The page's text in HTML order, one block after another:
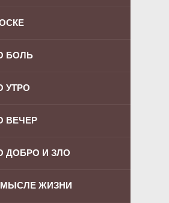
БОЛЬ
УТРО
ВЕЧЕР
ДОБРО И ЗЛО
ЖИЗНИ